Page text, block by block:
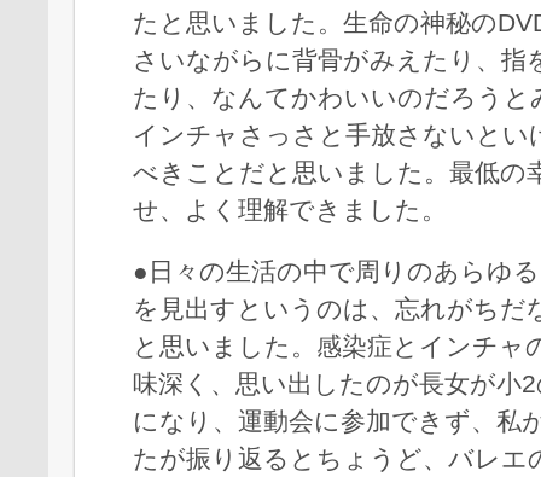
たと思いました。生命の神秘の
さいながらに背骨がみえたり、指
たり、なんてかわいいのだろうと
インチャさっさと手放さないとい
べきことだと思いました。最低の
せ、よく理解できました。
●日々の生活の中で周りのあらゆ
を見出すというのは、忘れがちだ
と思いました。感染症とインチャ
味深く、思い出したのが長女が小
になり、運動会に参加できず、私
たが振り返るとちょうど、バレエ